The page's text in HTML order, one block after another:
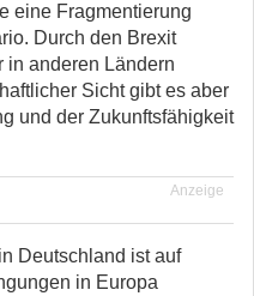
eine Fragmentierung
Durch den Brexit
in anderen Ländern
Sicht gibt es aber
und der Zukunftsfähigkeit
Anzeige
Deutschland ist auf
in Europa